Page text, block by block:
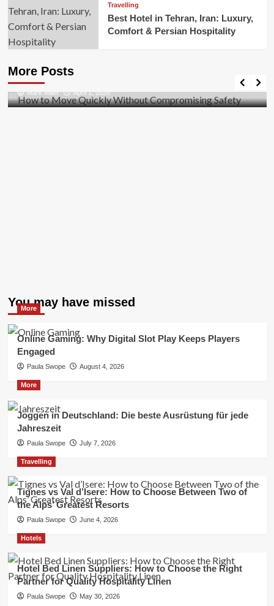
Travelling
Best Hotel in Tehran, Iran: Luxury,
Comfort & Persian Hospitality
More Posts
Business
Safety
Mark Miller April 1, 2026
You may have missed
More
Online Gaming: Why Digital Slot Play Keeps Players
Engaged
Paula Swope August 4, 2026
More
Joggen in Deutschland: Die beste Ausrüstung für jede
Jahreszeit
Paula Swope July 7, 2026
Travelling
Tignes vs Val d’Isere: How to Choose Between Two of
the Alps’ Greatest Resorts
Paula Swope June 4, 2026
Hotels
Hotel Bed Linen Suppliers: How to Choose the Right
Partner for Quality Hospitality Linen
Paula Swope May 30, 2026